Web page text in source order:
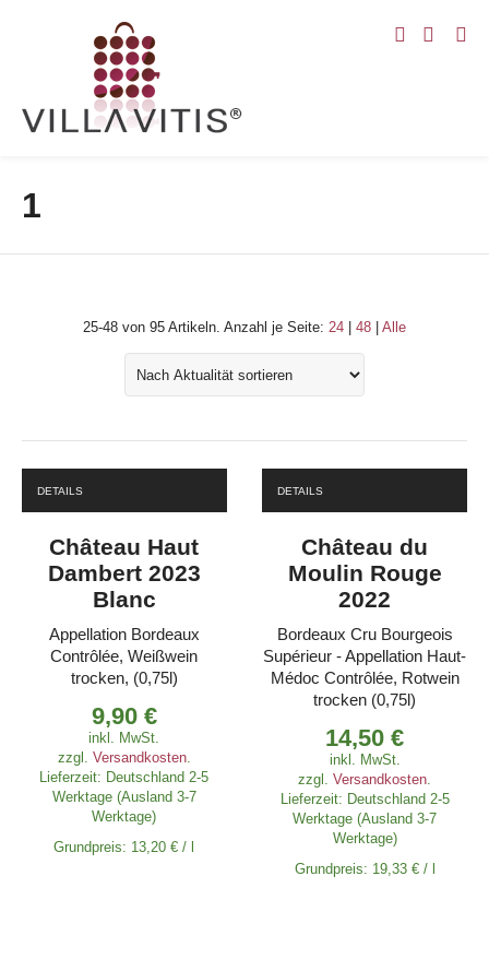
1
25-48 von 95 Artikeln. Anzahl je Seite: 24 48 Alle
DETAILS
Château Haut
Dambert 2023
Blanc
Appellation Bordeaux
Contrôlée, Weißwein
trocken, (0,75l)
9,90 €
inkl. MwSt.
zzgl. Versandkosten.
Lieferzeit: Deutschland 2-5
Werktage (Ausland 3-7
Werktage)
Grundpreis: 13,20€ /
DETAILS
Château du
Moulin Rouge
2022
Bordeaux Cru Bourgeois
Supérieur - Appellation Haut-
Médoc Contrôlée, Rotwein
trocken (0,75l)
14,50€
inkl. MwSt.
zzgl.Versandkosten.
Lieferzeit: Deutschland 2-5
Werktage (Ausland 3-7
Werktage)
Grundpreis: 19,33 €/